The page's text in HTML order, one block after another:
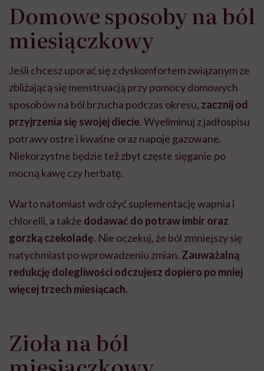
Domowe sposoby na ból
miesiączkowy
Jeśli chcesz uporać się z dyskomfortem związanym ze
zbliżającą się menstruacją przy pomocy domowych
sposobów na ból brzucha podczas okresu, zacznij od
przyjrzenia się swojej diecie. Wyeliminuj z jadłospisu
potrawy ostre i kwaśne oraz napoje gazowane.
Niekorzystne będzie też zbyt częste sięganie po
mocną kawę czy herbatę.
Warto natomiast wdrożyć suplementację wapnia i
chlorelli, a także dodawać do potraw imbir oraz
gorzką czekoladę. Nie oczekuj, że ból zmniejszy się
natychmiast po wprowadzeniu zmian. Zauważalną
redukcję dolegliwości odczujesz dopiero po mniej
więcej trzech miesiącach.
Zioła na ból